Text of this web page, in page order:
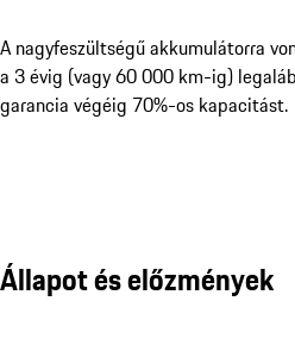
A nagyfeszültségű akkumulátorra
a 3 évig (vagy 60 000 km-ig)
garancia végéig 70%-os kapacitást.
Állapot és előzmények